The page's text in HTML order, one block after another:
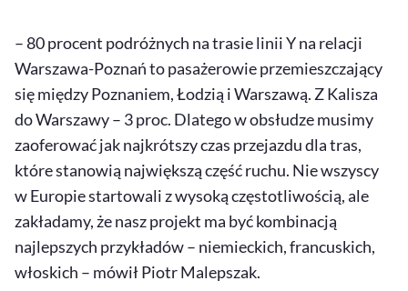
– 80 procent podróżnych na trasie linii Y na relacji
Warszawa-Poznań to pasażerowie przemieszczający
się między Poznaniem, Łodzią i Warszawą. Z Kalisza
do Warszawy – 3 proc. Dlatego w obsłudze musimy
zaoferować jak najkrótszy czas przejazdu dla tras,
które stanowią największą część ruchu. Nie wszyscy
w Europie startowali z wysoką częstotliwością, ale
zakładamy, że nasz projekt ma być kombinacją
najlepszych przykładów – niemieckich, francuskich,
włoskich – mówił Piotr Malepszak.